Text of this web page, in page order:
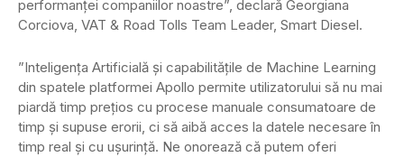
performanței companiilor noastre”, declară Georgiana
Corciova, VAT & Road Tolls Team Leader, Smart Diesel.
”Inteligența Artificială și capabilitățile de Machine Learning
din spatele platformei Apollo permite utilizatorului să nu mai
piardă timp prețios cu procese manuale consumatoare de
timp și supuse erorii, ci să aibă acces la datele necesare în
timp real și cu ușurință. Ne onorează că putem oferi